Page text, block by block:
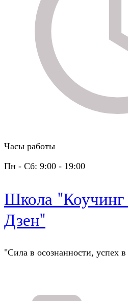
Часы работы
Пн - Сб: 9:00 - 19:00
Школа "Коучинг
Дзен"
"Сила в осознанности, успех